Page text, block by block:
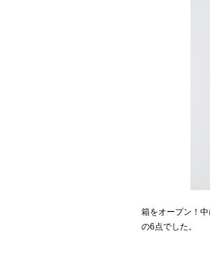
箱をオープン！
の6点でした。